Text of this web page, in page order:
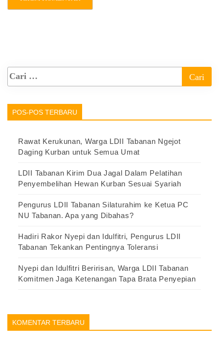
POS-POS TERBARU
Rawat Kerukunan, Warga LDII Tabanan Ngejot
Daging Kurban untuk Semua Umat
LDII Tabanan Kirim Dua Jagal Dalam Pelatihan
Penyembelihan Hewan Kurban Sesuai Syariah
Pengurus LDII Tabanan Silaturahim ke Ketua PC
NU Tabanan. Apa yang Dibahas?
Hadiri Rakor Nyepi dan Idulfitri, Pengurus LDII
Tabanan Tekankan Pentingnya Toleransi
Nyepi dan Idulfitri Beririsan, Warga LDII Tabanan
Komitmen Jaga Ketenangan Tapa Brata Penyepian
KOMENTAR TERBARU